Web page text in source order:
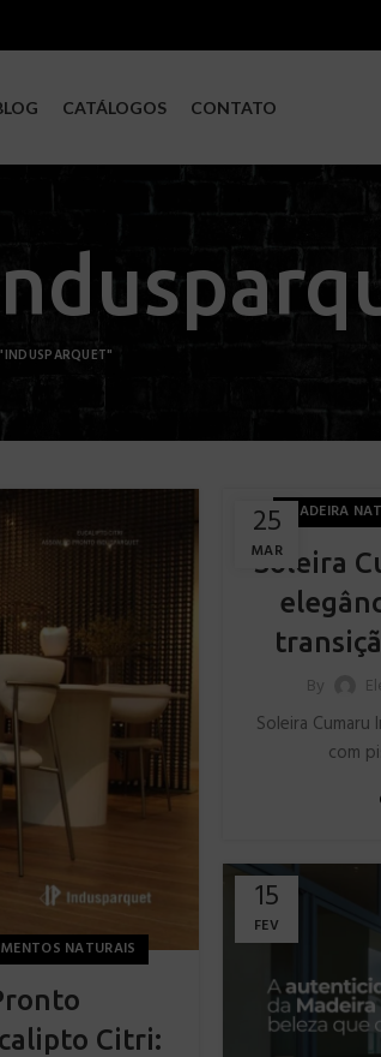
CATÁLOGOS CONTATO
NATURAIS
Citri:
25
MAR
MADEIRA
Soleira
By
Soleira
com
15
FEV